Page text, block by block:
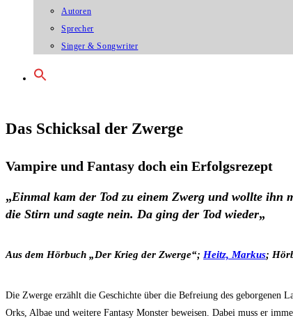
Autoren
Sprecher
Singer & Songwriter
Das Schicksal der Zwerge
Vampire und Fantasy doch ein Erfolgsrezept
„Einmal kam der Tod zu einem Zwerg und wollte ihn
die Stirn und sagte nein. Da ging der Tod wieder„
Aus dem Hörbuch „Der Krieg der Zwerge“; Heitz, Markus;
Die Zwerge erzählt die Geschichte über die Befreiung des geborgenen
Orks, Albae und weitere Fantasy Monster beweisen. Dabei muss er